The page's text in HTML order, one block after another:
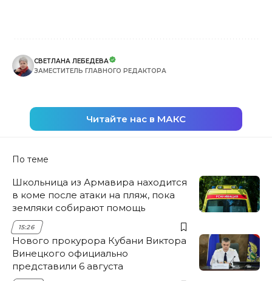
СВЕТЛАНА ЛЕБЕДЕВА
ЗАМЕСТИТЕЛЬ ГЛАВНОГО РЕДАКТОРА
Читайте нас в МАКС
По теме
Школьница из Армавира находится
в коме после атаки на пляж, пока
земляки собирают помощь
15:26
Нового прокурора Кубани Виктора
Винецкого официально
представили 6 августа